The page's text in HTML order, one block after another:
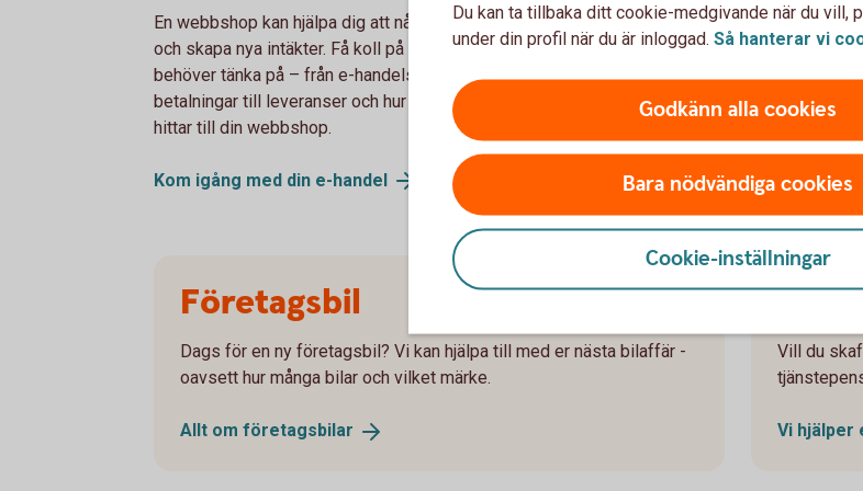
En webbshop kan hjälpa dig att nå fler kunder
och skapa nya intäkter. Få koll på vad du
behöver tänka på – från e-handelsplattform och
betalningar till leveranser och hur kunderna
hittar till din webbshop.
Kom igång med din e-handel
Som företagare behöver du själv se till
har rätt trygghet för pension, sjukdom
olycksfall. Få koll på grunderna och hur
skapa ett skydd som passar dig, din
Få koll på ditt försäkringsskydd
Företagsbil
Dags för en ny företagsbil? Vi kan hjälpa till med er nästa bilaffär -
oavsett hur många bilar och vilket märke.
Allt om företagsbilar
Vill du
Vi hjälper
Du kan ta tillbaka ditt cookie-medgivande när du vill,
under din profil när du är inloggad. Så hanterar vi
Godkänn alla cookies
Bara nödvändiga cookies
Cookie-inställningar